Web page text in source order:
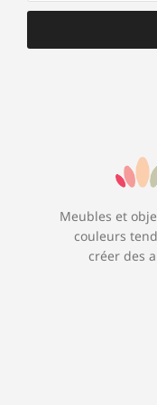
Meubles et
couleurs
créer des